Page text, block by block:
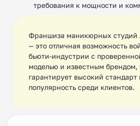
требования к мощности и
Франшиза маникюрных студий
— это отличная возможность
бьюти-индустрии с
моделью и известным брендом,
гарантирует высокий стандарт
популярность среди клиентов.